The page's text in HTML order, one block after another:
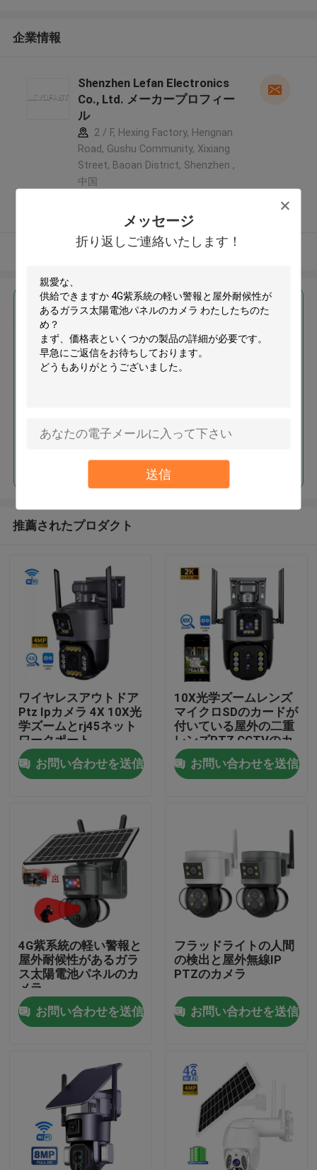
メッセージ
折り返しご連絡いたします！
送信
家へ
動画
わたしたち に つい て
工場 ツアー
品質管理
連絡 ください
ニュース
引金 を 求め て ください
Wifiの電球の保安用カメラ
企業情報
Shenzhen Lefan Electronics
Co., Ltd. メーカープロフィー
ル
2 / F, Hexing Factory, Hengnan
Road, Gushu Community, Xixiang
Street, Baoan District, Shenzhen ,
中国
確認された製造者
多くを見て下さい
最高の価格で
4G紫系統の軽い警報と屋外耐候
性があるガラス太陽電池パネル
推薦されたプロダクト
ワイヤレスアウトドア
Ptz Ipカメラ 4X 10X光
学ズームとrj45ネット
ワークポート
お問い合わせを送信
10X光学ズームレンズ
マイクロSDのカードが
付いている屋外の二重
レンズPTZ CCTVのカ
メラ
お問い合わせを送信
4G紫系統の軽い警報と
屋外耐候性があるガラ
ス太陽電池パネルのカ
メラ
お問い合わせを送信
フラッドライトの人間
の検出と屋外無線IP
PTZのカメラ
お問い合わせを送信